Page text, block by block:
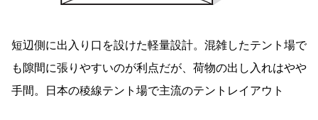
短辺側に出入り口を設けた軽量設計。混雑したテント場で
も隙間に張りやすいのが利点だが、荷物の出し入れはやや
手間。日本の稜線テント場で主流のテントレイアウト